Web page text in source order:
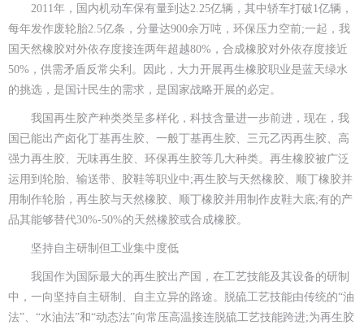
2011年，国内机动车保有量到达2.25亿辆，其中轿车打破1亿辆，
每年发作废轮胎2.5亿条，分量达900余万吨，环保压力空前;一起，我
国天然橡胶对外依存度接连两年超越80%，合成橡胶对外依存度接近
50%，供需矛盾反常尖利。因此，大力开展再生橡胶职业是蓝天绿水
的挑选，是国计民生的需求，是国家战略开展的必定。
我国再生胶产种类类呈多样化，科技含量进一步前进，现在，我
国已能出产卤化丁基再生胶、一般丁基再生胶、三元乙丙再生胶、高
强力再生胶、无味再生胶、环保再生胶等几大种类。再生橡胶被广泛
运用到轮胎、输送带、胶鞋等职业中;再生胶与天然橡胶、顺丁橡胶并
用制作轮胎，再生胶与天然橡胶、顺丁橡胶并用制作皮鞋大底;有的产
品其能够替代30%-50%的天然橡胶或合成橡胶。
坚持自主研制但工业集中度低
我国作为国际最大的再生胶出产国，在工艺技能及其设备的研制
中，一向坚持自主研制、自主立异的路途。脱硫工艺技能由传统的“油
法”、“水油法”和“动态法”向常压高温接连脱硫工艺技能跨进;为再生胶